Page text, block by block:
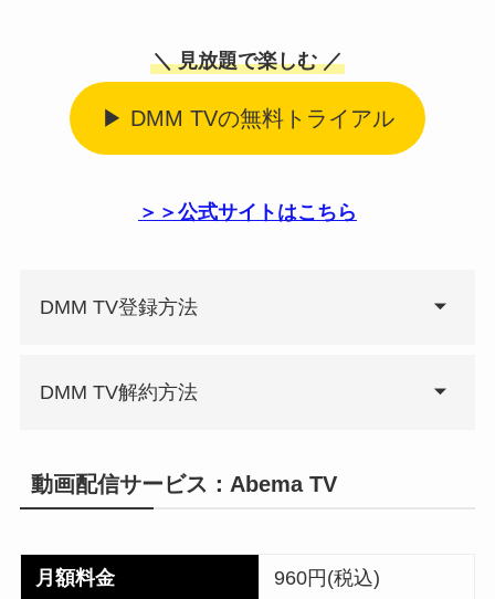
＼ 見放題で楽しむ ／
▶ DMM TVの無料トライアル
＞＞公式サイトはこちら
DMM TV登録方法
DMM TV解約方法
動画配信サービス：Abema TV
月額料金 960円(税込)